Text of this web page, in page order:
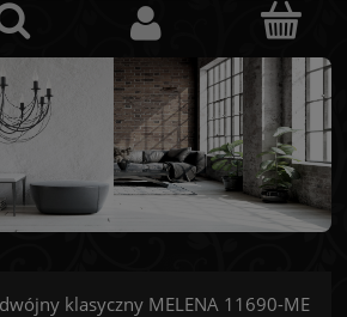
klasyczny MELENA 11690-ME